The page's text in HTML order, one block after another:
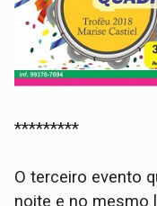
*********
O terceiro evento
noite e no mesmo